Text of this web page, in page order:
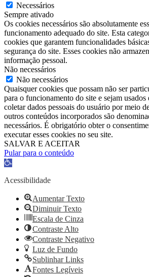
Necessários
Sempre ativado
Os cookies necessários são absolutamente
funcionamento adequado do site. Esta
cookies que garantem funcionalidades
segurança do site. Esses cookies não
informação pessoal.
Não necessários
Não necessários
Quaisquer cookies que possam não ser
para o funcionamento do site e sejam usados
coletar dados pessoais do usuário por meio
outros conteúdos incorporados são
necessários. É obrigatório obter o
executar esses cookies no seu site.
SALVAR E ACEITAR
Pular para o conteúdo
Barra
Ferramentas
Acessibilidade
Aumentar Texto
Diminuir Texto
Escala de Cinza
Contraste Alto
Contraste Negativo
Luz de Fundo
Sublinhar Links
Fontes Legíveis